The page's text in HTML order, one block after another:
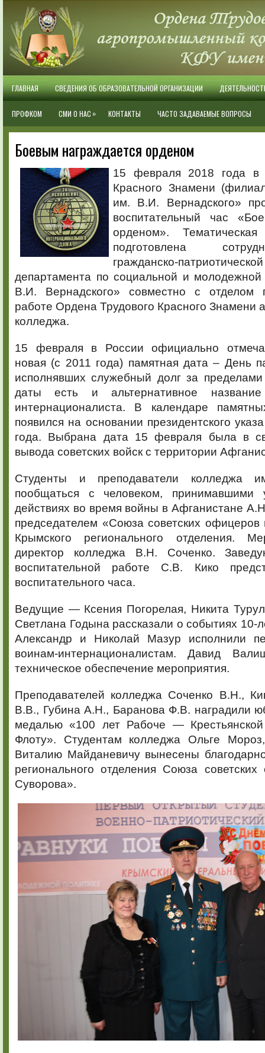
ГЛАВНАЯ СВЕДЕНИЯ ОБ ОБРАЗОВАТЕЛЬНОЙ ОРГАНИЗАЦИИ
ПРОФКОМ СМИ О НАС » КОНТАКТЫ ЧАСТО ЗАДАВАЕМЫЕ ВОПРОСЫ
Боевым награждается орденом
15 февраля 2018 года в
Красного Знамени
им. В.И. Вернадского»
воспитательный час
орденом».
подготовлена
гражданско-
департамента по социальной и
В.И. Вернадского» совместно с отделом
работе Ордена Трудового Красного Знамени
колледжа.
15 февраля в России официально
новая (с 2011 года) памятная дата – День
исполнявших служебный долг за
даты есть и альтернативное
интернационалиста. В календаре
появился на основании президентского
года. Выбрана дата 15 февраля была в
вывода советских войск с территории
Студенты и преподаватели колледжа
пообщаться с человеком, принимавшими
действиях во время войны в Афганистане
председателем «Союза советских
Крымского регионального отделения.
директор колледжа В.Н. Соченко.
воспитательной работе С.В. Кико
воспитательного часа.
Ведущие — Ксения Погорелая, Никита
Светлана Годына рассказали о событиях 10-
Александр и Николай Мазур исполнили
воинам-интернационалистам. Давид
техническое обеспечение мероприятия.
Преподавателей колледжа Соченко В.Н.,
В.В., Губина А.Н., Баранова Ф.В. наградили
медалью «100 лет Рабоче —
Флоту». Студентам колледжа Ольге
Виталию Майданевичу вынесены
регионального отделения Союза
Суворова».